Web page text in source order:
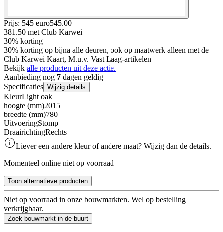
Prijs: 545 euro545.00
381.50 met Club Karwei
30% korting
30% korting op bijna alle deuren, ook op maatwerk alleen met de
Club Karwei Kaart, M.u.v. Vast Laag-artikelen
Bekijk alle producten uit deze actie.
Aanbieding nog 7 dagen geldig
Specificaties Wijzig details
KleurLight oak
hoogte (mm)2015
breedte (mm)780
UitvoeringStomp
DraairichtingRechts
Liever een andere kleur of andere maat? Wijzig dan de details.
Momenteel online niet op voorraad
Toon alternatieve producten
Niet op voorraad in onze bouwmarkten. Wel op bestelling
verkrijgbaar.
Zoek bouwmarkt in de buurt